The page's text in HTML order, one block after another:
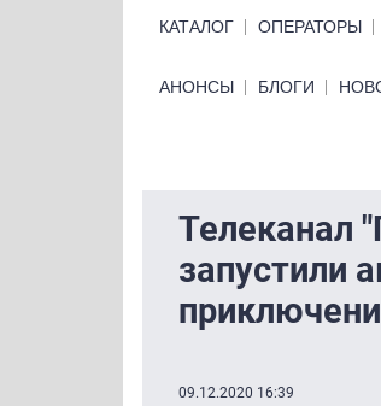
КАТАЛОГ ОПЕРАТОРЫ
Primary links bottom
АНОНСЫ БЛОГИ
Телеканал
запустили
09.12.2020 16:39